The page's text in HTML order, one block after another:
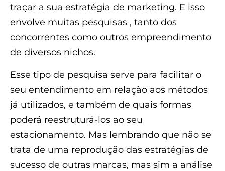
traçar a sua estratégia de marketing. E isso
envolve muitas pesquisas , tanto dos
concorrentes como outros empreendimento
de diversos nichos.
Esse tipo de pesquisa serve para facilitar o
seu entendimento em relação aos métodos
já utilizados, e também de quais formas
poderá reestruturá-los ao seu
estacionamento. Mas lembrando que não se
trata de uma reprodução das estratégias de
sucesso de outras marcas, mas sim a análise